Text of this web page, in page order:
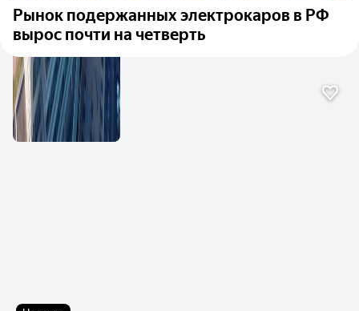
Рынок подержанных электрокаров в РФ
вырос почти на четверть